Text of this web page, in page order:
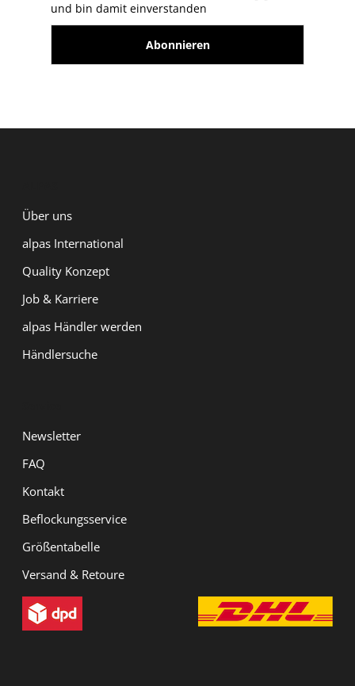
und bin damit einverstanden
Über uns
alpas International
Quality Konzept
Job & Karriere
alpas Händler werden
Händlersuche
Newsletter
FAQ
Kontakt
Beflockungsservice
Größentabelle
Versand & Retoure